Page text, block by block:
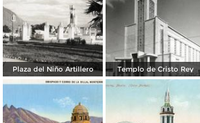
Plaza del Niño Artillero Templo de Cristo Rey